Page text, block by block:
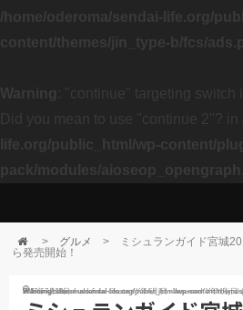
/home/oderoma/sendai-life.org/
content/themes/jin_type-b/fcs/
Warning
: "continue" targeting switch
Did you mean to use "continue 2"? in
life.org/public_html/wp-content/
pack/modules/
> グルメ >
ミシュランガイド宮城
ら発売開始！
Warning
: Use of undefined constant Y年n月j日 - assumed 'Y年n月j日' (this will throw an Error in a future version of PHP) in/home/oderoma/sendai-life.org/public_html/wp-content/
2017年7月13日